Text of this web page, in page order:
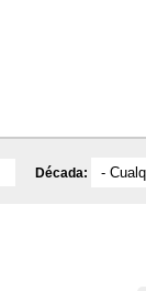
Década: